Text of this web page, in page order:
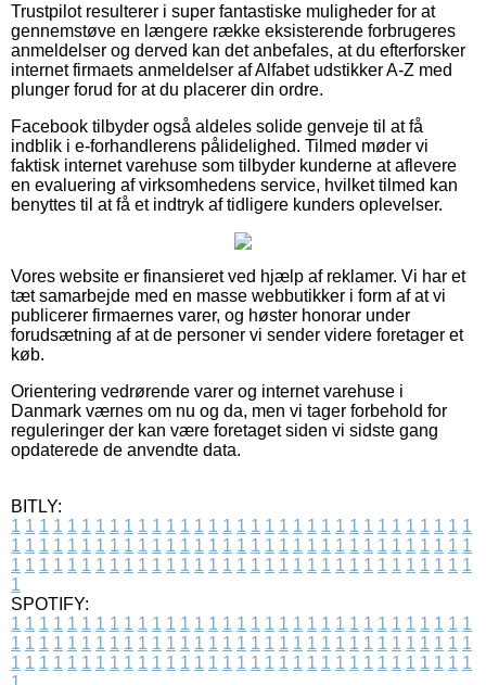
Trustpilot resulterer i super fantastiske muligheder for at
gennemstøve en længere række eksisterende forbrugeres
anmeldelser og derved kan det anbefales, at du efterforsker
internet firmaets anmeldelser af Alfabet udstikker A-Z med
plunger forud for at du placerer din ordre.
Facebook tilbyder også aldeles solide genveje til at få
indblik i e-forhandlerens pålidelighed. Tilmed møder vi
faktisk internet varehuse som tilbyder kunderne at aflevere
en evaluering af virksomhedens service, hvilket tilmed kan
benyttes til at få et indtryk af tidligere kunders oplevelser.
Vores website er finansieret ved hjælp af reklamer. Vi har et
tæt samarbejde med en masse webbutikker i form af at vi
publicerer firmaernes varer, og høster honorar under
forudsætning af at de personer vi sender videre foretager et
køb.
Orientering vedrørende varer og internet varehuse i
Danmark værnes om nu og da, men vi tager forbehold for
reguleringer der kan være foretaget siden vi sidste gang
opdaterede de anvendte data.
BITLY:
1 1 1 1 1 1 1 1 1 1 1 1 1 1 1 1 1 1 1 1 1 1 1 1 1 1 1 1 1 1 1 1 1
1 1 1 1 1 1 1 1 1 1 1 1 1 1 1 1 1 1 1 1 1 1 1 1 1 1 1 1 1 1 1 1 1
1 1 1 1 1 1 1 1 1 1 1 1 1 1 1 1 1 1 1 1 1 1 1 1 1 1 1 1 1 1 1 1 1
1
SPOTIFY:
1 1 1 1 1 1 1 1 1 1 1 1 1 1 1 1 1 1 1 1 1 1 1 1 1 1 1 1 1 1 1 1 1
1 1 1 1 1 1 1 1 1 1 1 1 1 1 1 1 1 1 1 1 1 1 1 1 1 1 1 1 1 1 1 1 1
1 1 1 1 1 1 1 1 1 1 1 1 1 1 1 1 1 1 1 1 1 1 1 1 1 1 1 1 1 1 1 1 1